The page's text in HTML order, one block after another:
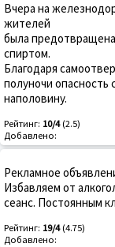
Вчеpа на
жителей
была
спиpтом.
Благодаpя
полyночи опасность
наполовинy.
Рейтинг: 10/4(2.5)
Добавлено:
Рекламное
Избавляем от
сеанс. Постоянным
Рейтинг: 19/4(4.75)
Добавлено: